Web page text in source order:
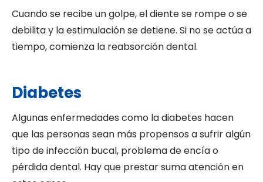
Cuando se recibe un golpe, el diente se rompe o se
debilita y la estimulación se detiene. Si no se actúa a
tiempo, comienza la reabsorción dental.
Diabetes
Algunas enfermedades como la diabetes hacen
que las personas sean más propensos a sufrir algún
tipo de infección bucal, problema de encía o
pérdida dental. Hay que prestar suma atención en